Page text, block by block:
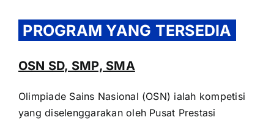
CONTACT US
PROGRAM YANG TERSEDIA
OSN SD, SMP, SMA
Olimpiade Sains Nasional (OSN) ialah kompetisi
yang diselenggarakan oleh Pusat Prestasi